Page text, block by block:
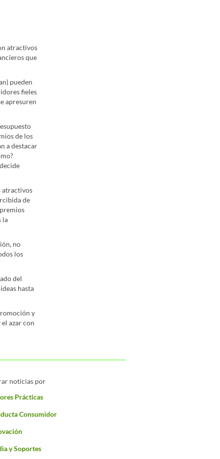
atractivos
que
pueden
fieles
apresuren
de los
a destacar
atractivos
de
la
no
los
del
hasta
y
azar con
noticias por
Prácticas
Consumidor
y Soportes